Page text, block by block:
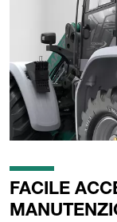
FACILE